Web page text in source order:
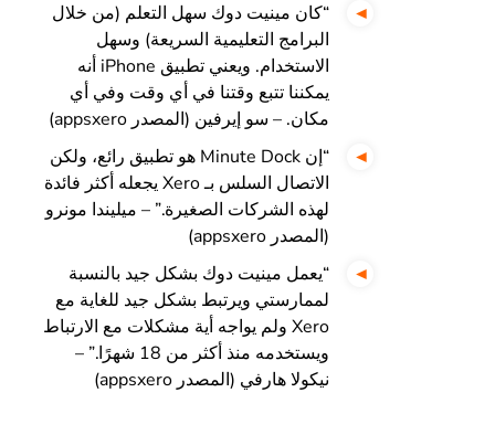
“كان مينيت دوك سهل التعلم (من خلال
البرامج التعليمية السريعة) وسهل
الاستخدام. ويعني تطبيق iPhone أنه
يمكننا تتبع وقتنا في أي وقت وفي أي
مكان. – سو إيرفين (المصدر appsxero)
“إن Minute Dock هو تطبيق رائع، ولكن
الاتصال السلس بـ Xero يجعله أكثر فائدة
لهذه الشركات الصغيرة.” – ميليندا مونرو
(المصدر appsxero)
“يعمل مينيت دوك بشكل جيد بالنسبة
لممارستي ويرتبط بشكل جيد للغاية مع
Xero ولم يواجه أية مشكلات مع الارتباط
ويستخدمه منذ أكثر من 18 شهرًا.” –
نيكولا هارفي (المصدر appsxero)